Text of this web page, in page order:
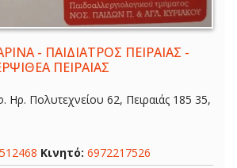
- ΠΑΙΔΙΑΤΡΟΣ ΠΕΙΡΑΙΑΣ -
ΠΕΙΡΑΙΑΣ
Ηρ. Πολυτεχνείου 62, Πειραιάς 185 35,
Κινητό: 6972217526